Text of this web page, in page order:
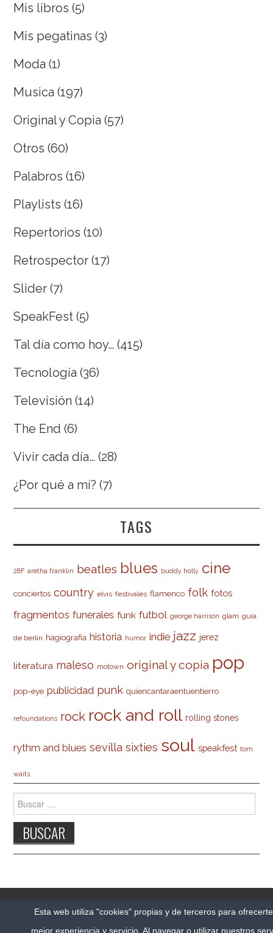
Mis libros (5)
Mis pegatinas (3)
Moda (1)
Musica (197)
Original y Copia (57)
Otros (60)
Palabros (16)
Playlists (16)
Repertorios (10)
Retrospector (17)
Slider (7)
SpeakFest (5)
Tal día como hoy… (415)
Tecnología (36)
Televisión (14)
The End (6)
Vivir cada día… (28)
¿Por qué a mí? (7)
TAGS
28F aretha franklin beatles blues buddy holly cine
conciertos country elvis festivales flamenco folk fotos
fragmentos funerales funk futbol george harrison glam guía
de berlín hagiografia historia humor indie jazz jerez
literatura maleso motown original y copia pop
pop-eye publicidad punk quiencantaraentuentierro
refoundations rock rock and roll rolling stones
rythm and blues sevilla sixties soul speakfest tom
waits
Buscar:
© 2026 CARLESO.COM. TODOS LOS DERECHOS
RESERVADOS.
Esta web utiliza "cookies" propias y de terceros para
mejor experiencia y servicio. Al navegar o utilizar nuestros